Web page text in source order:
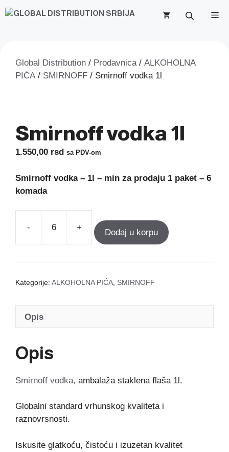
Skip
to
Global Distribution / Prodavnica/ ALKOHOLNA
PIĆA / SMIRNOFF / Smirnoff vodka 1l
Smirnoff vodka 1l
1.550,00 rsd sa PDV-om
Smirnoff vodka – 1l – min za prodaju 1 paket – 6
komada
-
Smirnoff
vodka
+
Dodaj u korpu
Kategorije: ALKOHOLNA PIĆA, SMIRNOFF
Opis
Opis
Smirnoff vodka, ambalaža staklena flaša 1l.
Globalni standard vrhunskog kvaliteta i
raznovrsnosti.
Iskusite glatkoću, čistoću i izuzetan kvalitet